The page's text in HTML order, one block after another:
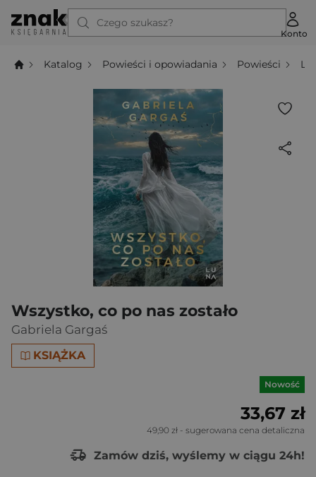
Czego szukasz?
Konto
Katalog Powieści i opowiadania Powieści
Wszystko, co po nas zostało
Gabriela Gargaś
KSIĄŻKA
Nowość
33,67 zł
49,90 zł - sugerowana cena detaliczna
Zamów dziś, wyślemy w ciągu 24h!